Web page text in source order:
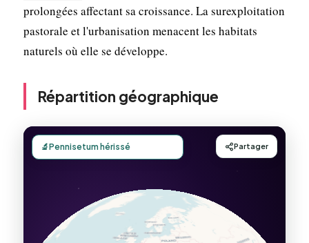
prolongées affectant sa croissance. La surexploitation
pastorale et l'urbanisation menacent les habitats
naturels où elle se développe.
Répartition géographique